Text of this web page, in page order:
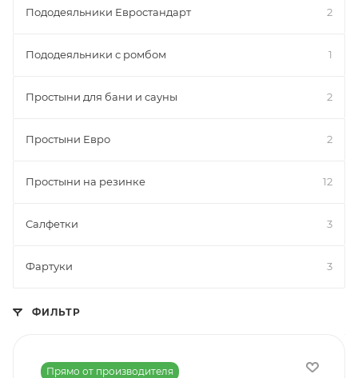
Пододеяльники Евростандарт 2
Пододеяльники с ромбом 1
Простыни для бани и сауны 2
Простыни Евро 2
Простыни на резинке 12
Салфетки 3
Фартуки 3
ФИЛЬТР
Прямо от производителя